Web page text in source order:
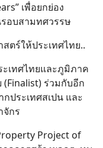
เพื่อยกย่อง
อบสามทศวรรษ
สตร์ให้ประเทศไทย..
ะเทศไทยและภูมิภาค
(Finalist) ร่วมกับอีก
ประเทศสเปน และ
กร
Project of